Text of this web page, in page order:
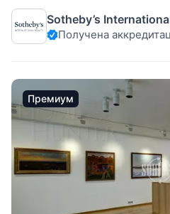
клубном доме. В квартире 14
собственный лифт. В подъезде
машино-места в подземном
Sotheby’s
Получена
Премиум